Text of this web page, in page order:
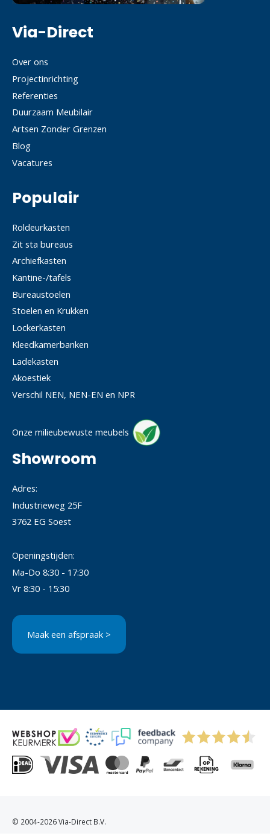
Via-Direct
Over ons
Projectinrichting
Referenties
Duurzaam Meubilair
Artsen Zonder Grenzen
Blog
Vacatures
Populair
Roldeurkasten
Zit sta bureaus
Archiefkasten
Kantine-/tafels
Bureaustoelen
Stoelen en Krukken
Lockerkasten
Kleedkamerbanken
Ladekasten
Akoestiek
Verschil NEN, NEN-EN en NPR
Onze milieubewuste meubels
Showroom
Adres:
Industrieweg 25F
3762 EG Soest
Openingstijden:
Ma-Do 8:30 - 17:30
Vr 8:30 - 15:30
Maak een afspraak >
© 2004-2026 Via-Direct B.V.